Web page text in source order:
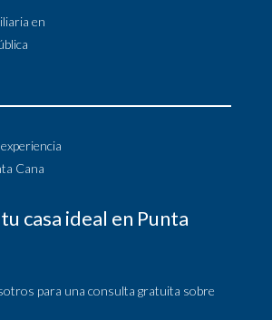
en
Cana
casa ideal en Punta
para una consulta gratuita sobre